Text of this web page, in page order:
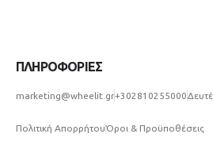
ΠΛΗΡΟΦΟΡΙΕΣ
marketing@wheelit.gr+302810255000
Πολιτική ΑπορρήτουΌροι & Προϋποθέσεις